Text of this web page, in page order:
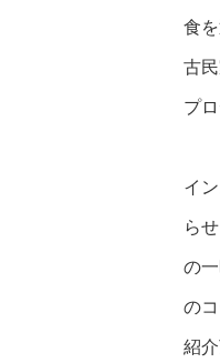
食
古
プ
イ
ら
の
の
紹